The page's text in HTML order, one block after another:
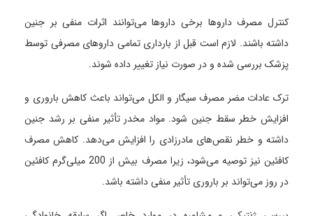
کنترل مصرف داروها برخی داروها می‌توانند اثرات منفی بر جنین
داشته باشند. لازم است قبل از بارداری تمامی داروهای مصرفی توسط
پزشک بررسی شده و در صورت نیاز تغییر داده شوند.
ترک عادات مضر مصرف سیگار و الکل می‌تواند باعث کاهش باروری و
افزایش خطر سقط جنین شود. مواد مخدر تأثیر منفی بر رشد جنین
داشته و خطر نقص‌های مادرزادی را افزایش می‌دهد. کاهش مصرف
کافئین نیز توصیه می‌شود، زیرا مصرف بیش از 200 میلی‌گرم کافئین
در روز می‌تواند بر باروری تأثیر منفی داشته باشد.